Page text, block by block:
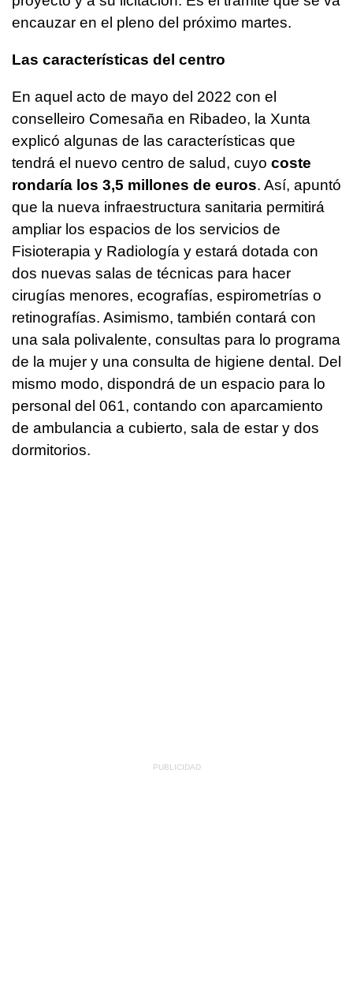
encauzar en el pleno del próximo martes.
Las características del centro
En aquel acto de mayo del 2022 con el
conselleiro Comesaña en Ribadeo, la Xunta
explicó algunas de las características que
tendrá el nuevo centro de salud, cuyo coste
rondaría los 3,5 millones de euros. Así, apuntó
que la nueva infraestructura sanitaria permitirá
ampliar los espacios de los servicios de
Fisioterapia y Radiología y estará dotada con
dos nuevas salas de técnicas para hacer
cirugías menores, ecografías, espirometrías o
retinografías. Asimismo, también contará con
una sala polivalente, consultas para lo programa
de la mujer y una consulta de higiene dental. Del
mismo modo, dispondrá de un espacio para lo
personal del 061, contando con aparcamiento
de ambulancia a cubierto, sala de estar y dos
dormitorios.